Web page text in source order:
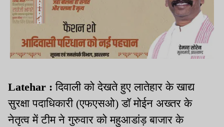
Latehar : दिवाली को देखते हुए लातेहार के खाद्य
सुरक्षा पदाधिकारी (एफएसओ) डॉ मोईन अख्तर के
नेतृत्व में टीम ने गुरुवार को महुआडांड़ बाजार के